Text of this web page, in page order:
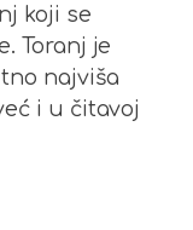
koji se
Toranj je
najviša
i u čitavoj